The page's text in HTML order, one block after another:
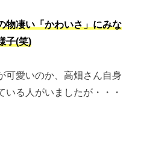
物凄い「かわいさ」にみな
子(笑)
可愛いのか、高畑さん自身
いる人がいましたが・・・